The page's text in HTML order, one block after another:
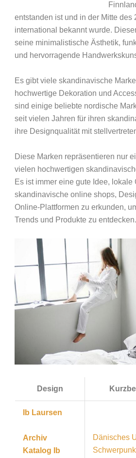
entstanden ist und in der Mitte des
international bekannt wurde.
seine minimalistische Ästhetik,
und hervorragende
Es gibt viele skandinavische
hochwertige Dekoration und
sind einige beliebte nordische
seit vielen Jahren für ihren
ihre Designqualität mit
Diese Marken repräsentieren nur
vielen hochwertigen
Es ist immer eine gute Idee, lokale
skandinavische online shops,
Online-Plattformen zu erkunden,
Trends und Produkte zu entdecken.
Design
Ib Laursen
Archiv
Katalog
Ib
Dänisches